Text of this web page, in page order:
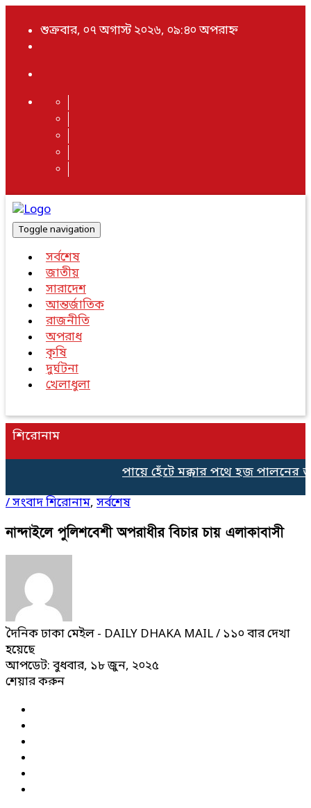
শুক্রবার, ০৭ অগাস্ট ২০২৬, ০৯:৪০ অপরাহ্ন
Toggle navigation
সর্বশেষ
জাতীয়
সারাদেশ
আন্তর্জাতিক
রাজনীতি
অপরাধ
কৃষি
দুর্ঘটনা
খেলাধুলা
শিরোনাম
পায়ে হেঁটে মক্কার পথে হজ পালনের
/সংবাদ শিরোনাম, সর্বশেষ
নান্দাইলে পুলিশবেশী অপরাধীর বিচার চায় এলাকাবাসী
দৈনিক ঢাকা মেইল - DAILY DHAKA MAIL/ ১১০ বার দেখা
হয়েছে
আপডেট: বুধবার, ১৮ জুন, ২০২৫
শেয়ার করুন